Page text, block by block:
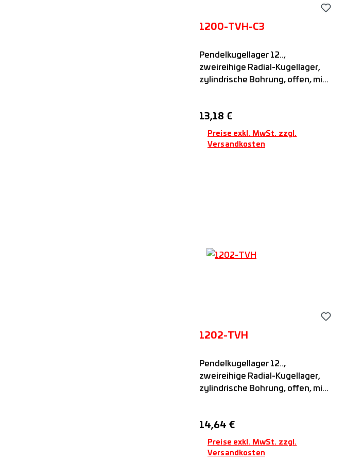
1200-TVH-C3
Pendelkugellager 12..,
zweireihige Radial-Kugellager,
zylindrische Bohrung, offen, mit
Regulärer Preis:
13,18 €
Preise exkl. MwSt. zzgl.
Versandkosten
1202-TVH
Pendelkugellager 12..,
zweireihige Radial-Kugellager,
zylindrische Bohrung, offen, mit
Regulärer Preis:
14,64 €
Preise exkl. MwSt. zzgl.
Versandkosten